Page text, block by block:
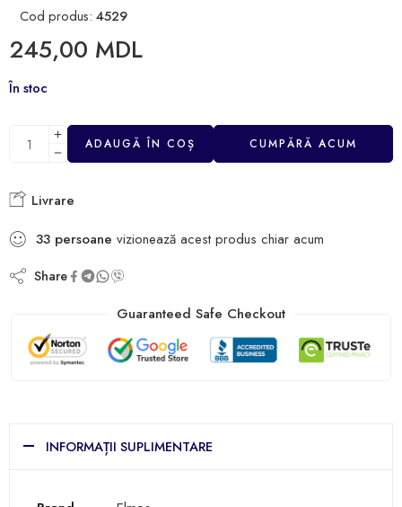
Cod produs: 4529
245,00 MDL
În stoc
ADAUGĂ ÎN COȘ CUMPĂRĂ ACUM
Livrare
33 persoane vizionează acest produs chiar acum
Share
Guaranteed Safe Checkout
INFORMAȚII SUPLIMENTARE